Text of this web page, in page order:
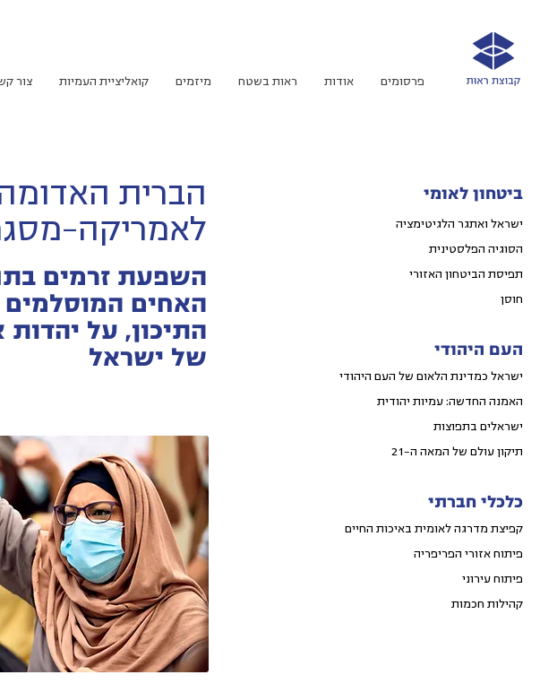
פרסומים אודות ראות בשטח מיזמים קואליציית העמיות צור
הברית
לאמריקה-
השפעת זרמים
האחים המוסלמים
התיכון, על
של ישראל
ביטחון לאומי
ישראל ואתגר הלגיטימציה
הסוגיה הפלסטינית
תפיסת הביטחון האזורי
חוסן
העם היהודי
ישראל כמדינת הלאום של העם היהודי
האמנה החדשה: עמיות יהודית
ישראלים בתפוצות
תיקון עולם של המאה ה-21
כלכלי חברתי
קפיצת מדרגה לאומית באיכות החיים
פיתוח אזורי הפריפריה
פיתוח עירוני
קהילות חכמות